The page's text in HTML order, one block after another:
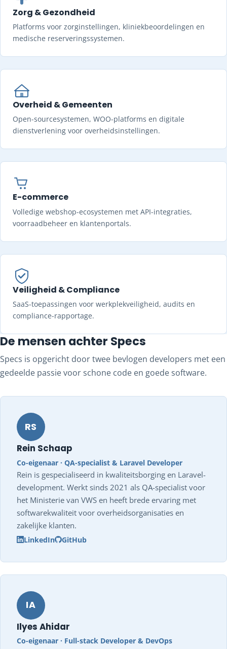
Zorg & Gezondheid
Platforms voor zorginstellingen, kliniekbeoordelingen en
medische reserveringssystemen.
Overheid & Gemeenten
Open-sourcesystemen, WOO-platforms en digitale
dienstverlening voor overheidsinstellingen.
E-commerce
Volledige webshop-ecosystemen met API-integraties,
voorraadbeheer en klantenportals.
Veiligheid & Compliance
SaaS-toepassingen voor werkplekveiligheid, audits en
compliance-rapportage.
De mensen achter Specs
Specs is opgericht door twee bevlogen developers met een
gedeelde passie voor schone code en goede software.
RS
Rein Schaap
Co-eigenaar · QA-specialist & Laravel Developer
Rein is gespecialiseerd in kwaliteitsborging en Laravel-
development. Werkt sinds 2021 als QA-specialist voor
het Ministerie van VWS en heeft brede ervaring met
softwarekwaliteit voor overheidsorganisaties en
zakelijke klanten.
LinkedIn GitHub
IA
Ilyes Ahidar
Co-eigenaar · Full-stack Developer & DevOps